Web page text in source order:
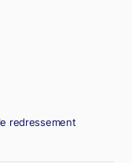
redressement